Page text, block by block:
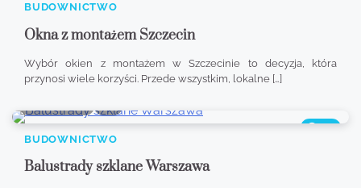
BUDOWNICTWO
Okna z montażem Szczecin
Wybór okien z montażem w Szczecinie to decyzja, która
przynosi wiele korzyści. Przede wszystkim, lokalne […]
507
BUDOWNICTWO
Balustrady szklane Warszawa